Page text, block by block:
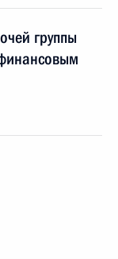
группы